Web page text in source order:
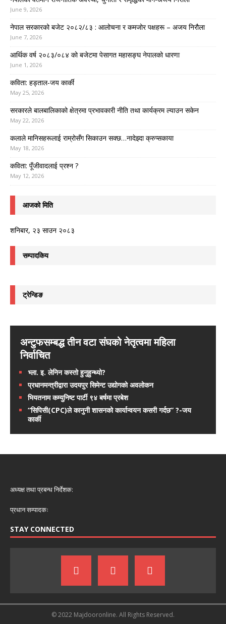
June 9, 2026
नेपाल सरकारको बजेट २०८२/८३ : आलोचना र कमजोर पक्षहरू – अजय निरौला
June 7, 2026
आर्थिक वर्ष २०८३/०८४ को बजेटमा पेसागत महासङ्घ नेपालको धारणा
June 1, 2026
कविता: हड्ताल-जय कार्की
May 25, 2026
सरकारले बालबालिकाको क्षेत्रमा प्रभावकारी नीति तथा कार्यक्रम ल्याउन सकेन
May 22, 2026
कलाले मानिसहरूलाई राम्रोसँग सिकाउन सक्छ…नादेझ्दा क्रुप्सकाया
May 18, 2026
कविता: पूँजीवादलाई प्रश्न ?
May 12, 2026
आजको मिति
शनिबार, २३ साउन २०८३
सम्पादकिय
ट्रेन्डिङ
अन्टुफसम्बद्ध तीन वटा संघको नेतृत्वमा महिला
निर्वाचित
भ्ला. इ. लेनिन कस्तो हुनुहुन्थ्यो?
प्रधानमन्त्रीद्वारा उदयपुर सिमेन्ट उद्योगको अवलोकन
भियतनाम कम्युनिष्ट पार्टी ९४ बर्षमा प्रबेश
“सिपिसी(CPC)ले कानुनी शासनको कार्यान्वयन कसरी गर्दछ” ?-जय
कार्की
अध्यक्ष तथा प्रबन्ध निर्देशक:
प्रधान सम्पादकः
STAY CONNECTED
© 2022 Majdooronline. All Rights Reserved.